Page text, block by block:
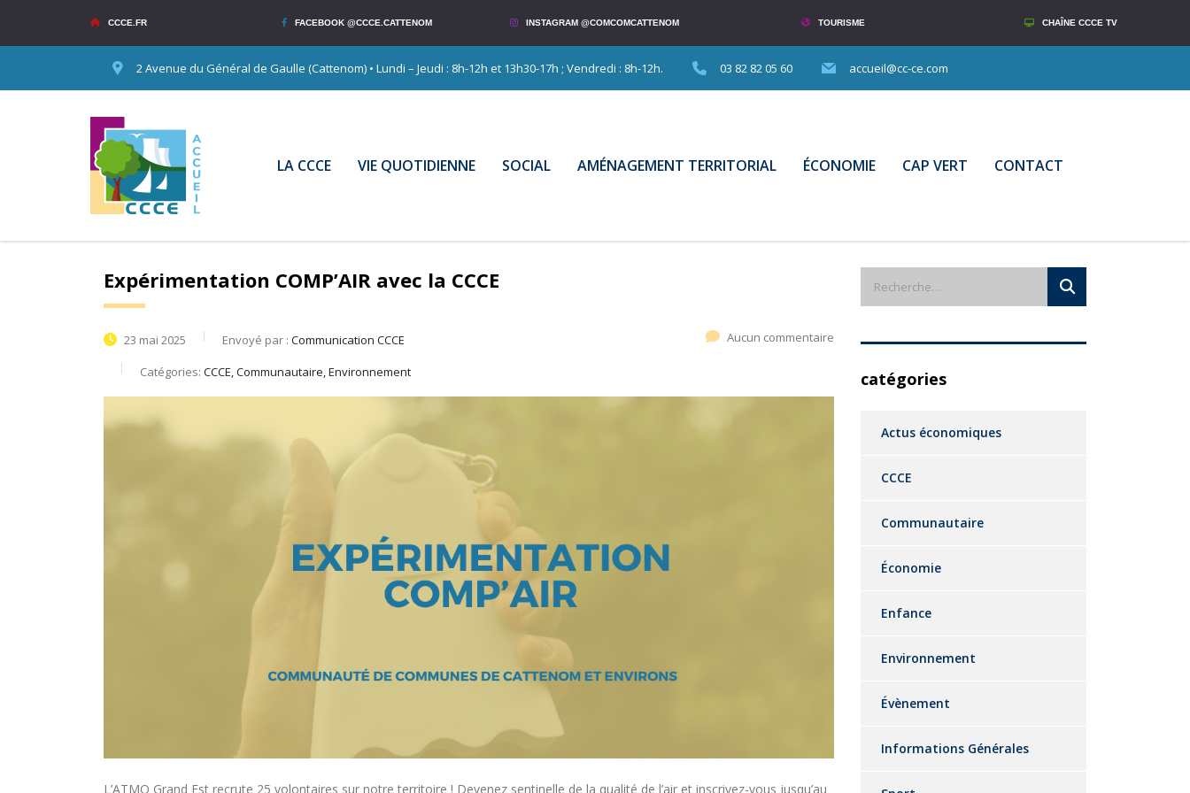
CCCE.FR FACEBOOK @CCCE.CATTENOM INSTAGRAM @COMCOMCATTENOM TOURISME CHAÎNE CCCE TV
2 Avenue du Général de Gaulle (Cattenom) • Lundi – Jeudi : 8h-12h et 13h30-17h ; Vendredi : 8h-12h. 03 82 82 05 60 accueil@cc-ce.com
LA CCCE VIE QUOTIDIENNE SOCIAL AMÉNAGEMENT TERRITORIAL ÉCONOMIE CAP VERT CONTACT
Expérimentation COMP’AIR avec la CCCE
23 mai 2025 Envoyé par : Communication CCCE
Catégories: CCCE, Communautaire, Environnement
Aucun commentaire
L’ATMO Grand Est recrute 25 volontaires sur notre territoire ! Devenez sentinelle de la qualité de l’air et inscrivez-vous jusqu’au
catégories
Actus économiques
CCCE
Communautaire
Économie
Enfance
Environnement
Évènement
Informations Générales